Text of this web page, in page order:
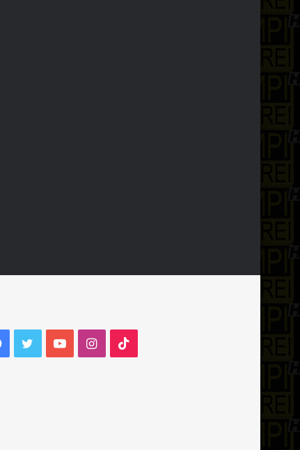
Facebook
TwitterYouTubeInstagram
TikTok